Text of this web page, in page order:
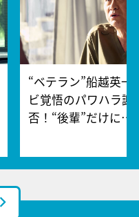
“ベテラン”船越英一
ビ覚悟のパワハラ謝
否！“後輩”だけに…